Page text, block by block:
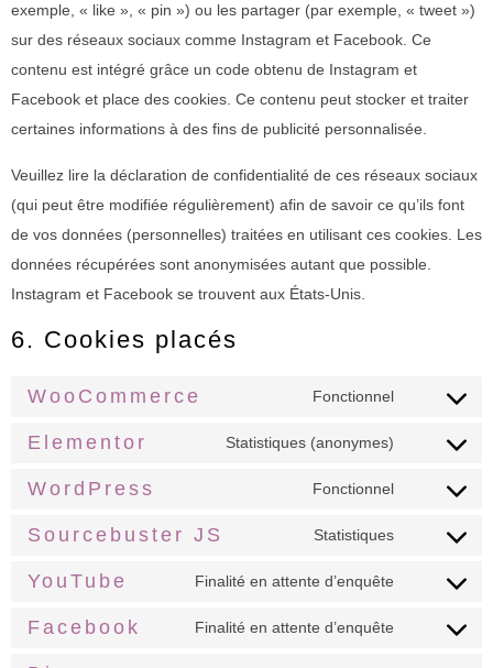
exemple, « like », « pin ») ou les partager (par exemple, « tweet »)
sur des réseaux sociaux comme Instagram et Facebook. Ce
contenu est intégré grâce un code obtenu de Instagram et
Facebook et place des cookies. Ce contenu peut stocker et traiter
certaines informations à des fins de publicité personnalisée.
Veuillez lire la déclaration de confidentialité de ces réseaux sociaux
(qui peut être modifiée régulièrement) afin de savoir ce qu’ils font
de vos données (personnelles) traitées en utilisant ces cookies. Les
données récupérées sont anonymisées autant que possible.
Instagram et Facebook se trouvent aux États-Unis.
6. Cookies placés
WooCommerce Fonctionnel
Elementor Statistiques (anonymes)
WordPress Fonctionnel
Sourcebuster JS Statistiques
YouTube Finalité en attente d’enquête
Facebook Finalité en attente d’enquête